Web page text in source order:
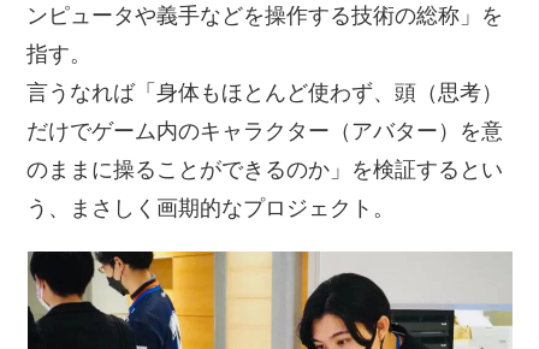
ンピュータや義手などを操作する技術の総称」を
指す。
言うなれば「身体もほとんど使わず、頭（思考）
だけでゲーム内のキャラクター（アバター）を意
のままに操ることができるのか」を検証するとい
う、まさしく画期的なプロジェクト。